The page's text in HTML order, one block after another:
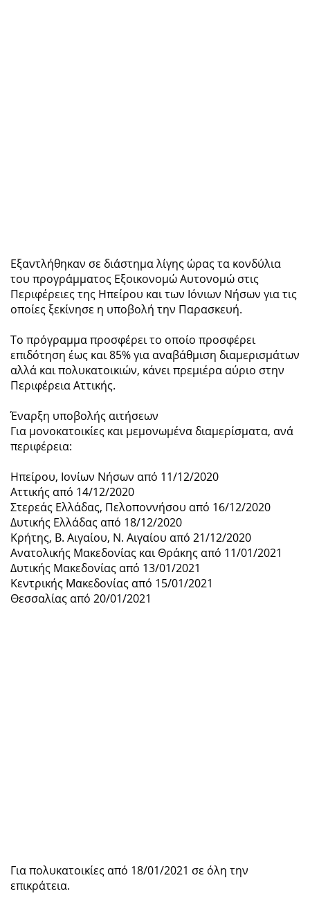
Εξαντλήθηκαν σε διάστημα λίγης ώρας τα κονδύλια
του προγράμματος Εξοικονομώ Αυτονομώ στις
Περιφέρειες της Ηπείρου και των Ιόνιων Νήσων για τις
οποίες ξεκίνησε η υποβολή την Παρασκευή.
Το πρόγραμμα προσφέρει το οποίο προσφέρει
επιδότηση έως και 85% για αναβάθμιση διαμερισμάτων
αλλά και πολυκατοικιών, κάνει πρεμιέρα αύριο στην
Περιφέρεια Αττικής.
Έναρξη υποβολής αιτήσεων
Για μονοκατοικίες και μεμονωμένα διαμερίσματα, ανά
περιφέρεια:
Ηπείρου, Ιονίων Νήσων από 11/12/2020
Αττικής από 14/12/2020
Στερεάς Ελλάδας, Πελοποννήσου από 16/12/2020
Δυτικής Ελλάδας από 18/12/2020
Κρήτης, Β. Αιγαίου, Ν. Αιγαίου από 21/12/2020
Ανατολικής Μακεδονίας και Θράκης από 11/01/2021
Δυτικής Μακεδονίας από 13/01/2021
Κεντρικής Μακεδονίας από 15/01/2021
Θεσσαλίας από 20/01/2021
Για πολυκατοικίες από 18/01/2021 σε όλη την
επικράτεια.